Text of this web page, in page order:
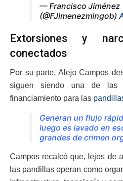
— Francisco Jiménez
(@FJimenezmingob)
Extorsiones y
conectados
Por su parte, Alejo Campos
siguen siendo una de las
financiamiento para las
Generan un flujo
luego es lavado en
grandes de crimen
Campos recalcó que, lejos de
las pandillas operan como